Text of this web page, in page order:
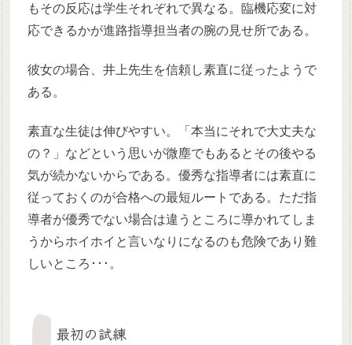
もその反応は学生それぞれで異なる。臨機応変に対
応できるかが進路指導担当者の腕の見せ所である。
彼女の場合、井上先生を信頼し素直に従ったようで
ある。
素直な生徒は伸びやすい。「本当にそれで大丈夫な
の？」などという思いが微塵でもあるとその後やる
気が続かないからである。優秀な指導者には素直に
従っておくのが合格への最短ルートである。ただ指
導者が優秀でない場合は違うところに導かれてしま
うからホイホイと言いなりになるのも危険であり難
しいところ･･･。
最初の試練